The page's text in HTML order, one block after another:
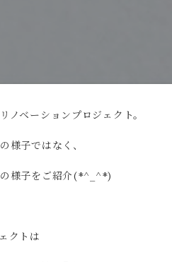
ノベーションプロジェクト。
様子ではなく、
の様子をご紹介(*^_^*)
クトは